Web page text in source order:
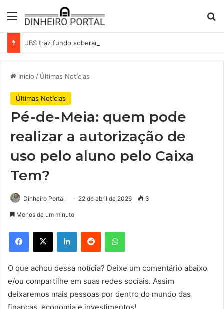
Menu
Início / Últimas Notícias
Últimas Notícias
Pé-de-Meia: quem pode
realizar a autorização de
uso pelo aluno pelo Caixa
Tem?
Dinheiro Portal 22 de abril de 2026 3
Menos de um minuto
Facebook
X LinkedinReddit WhatsApp
O que achou dessa notícia? Deixe um comentário abaixo
e/ou compartilhe em suas redes sociais. Assim
deixaremos mais pessoas por dentro do mundo das